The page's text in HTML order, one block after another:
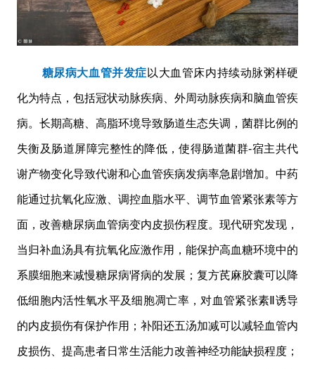
糖尿病大血管并发症 以大血管床内持续动脉粥样硬
化为特点，包括冠状动脉疾病、外周动脉疾病和脑血管疾
病。长期高糖、高脂环境导致肠道生态失调，菌群比例的
失衡及肠道屏障完整性的降低，使得肠道菌群-宿主共代
谢产物变化导致代谢和心血管疾病发病率急剧增加。中药
能通过抗氧化应激、调控血脂水平、调节血管紧张素等方
面，改善糖尿病血管病变内皮损伤程度。现代研究发现，
当归补血汤具有抗氧化应激作用，能保护高血糖环境中的
系膜细胞来减慢糖尿病肾病的发展；复方芪麻胶囊可以降
低细胞内活性氧水平及细胞凋亡率，对血管紧张素Ⅱ诱导
的内皮损伤有保护作用；补阳还五汤加减可以减轻血管内
皮损伤、提高患者日常生活能力改善神经功能缺损程度；